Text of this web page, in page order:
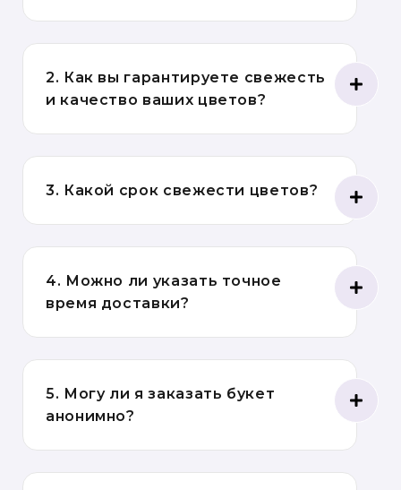
2. Как вы гарантируете свежесть
и качество ваших цветов?
3. Какой срок свежести цветов?
4. Можно ли указать точное
время доставки?
5. Могу ли я заказать букет
анонимно?